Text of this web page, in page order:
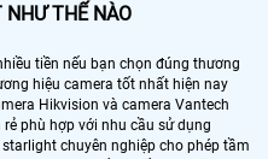
NHƯ THẾ NÀO
tiền nếu bạn chọn đúng thương
hiệu camera tốt nhất hiện nay
Hikvision và camera Vantech
phù hợp với nhu cầu sử dụng
chuyên nghiệp cho phép tầm